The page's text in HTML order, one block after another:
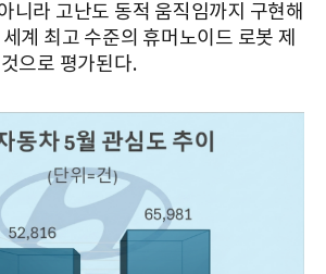
니라 고난도 동적 움직임까지 구현해
계 최고 수준의 휴머노이드 로봇 제
으로 평가된다.